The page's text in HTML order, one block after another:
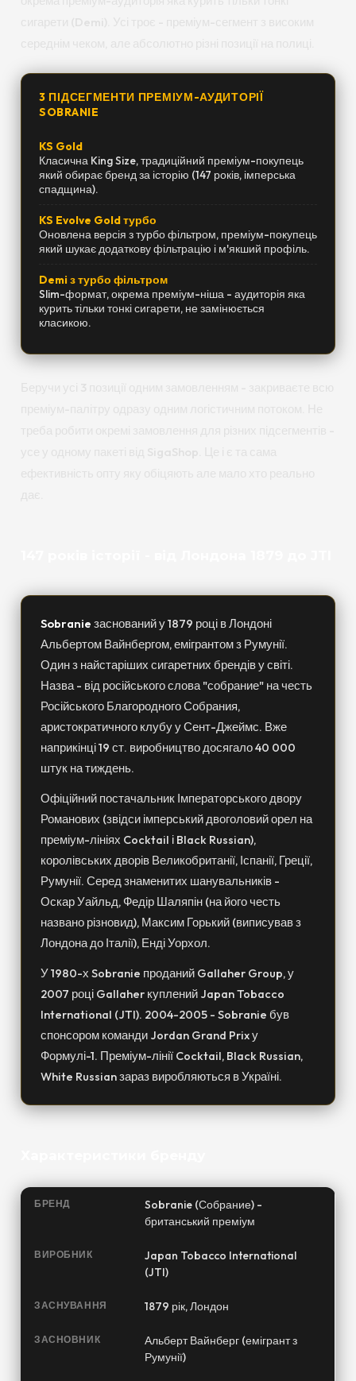
3 ПІДСЕГМЕНТИ ПРЕМІУМ-АУДИТОРІЇ
SOBRANIE
KS Gold
Класична King Size, традиційний преміум-покупець
який обирає бренд за історію (147 років, імперська
спадщина).
KS Evolve Gold турбо
Оновлена версія з турбо фільтром, преміум-покупець
який шукає додаткову фільтрацію і м'якший профіль.
Demi з турбо фільтром
Slim-формат, окрема преміум-ніша - аудиторія яка
курить тільки тонкі сигарети, не замінюється
класикою.
Sobranie заснований у 1879 році в Лондоні
Альбертом Вайнбергом, емігрантом з Румунії.
Один з найстаріших сигаретних брендів у світі.
Назва - від російського слова "собрание" на честь
Російського Благородного Собрания,
аристократичного клубу у Сент-Джеймс. Вже
наприкінці 19 ст. виробництво досягало 40 000
штук на тиждень.
Офіційний постачальник Імператорського двору
Романових (звідси імперський двоголовий орел на
преміум-лініях Cocktail і Black Russian),
королівських дворів Великобританії, Іспанії, Греції,
Румунії. Серед знаменитих шанувальників -
Оскар Уайльд, Федір Шаляпін (на його честь
названо різновид), Максим Горький (виписував з
Лондона до Італії), Енді Уорхол.
У 1980-х Sobranie проданий Gallaher Group, у
2007 році Gallaher куплений Japan Tobacco
International (JTI). 2004-2005 - Sobranie був
спонсором команди Jordan Grand Prix у
Формулі-1. Преміум-лінії Cocktail, Black Russian,
White Russian зараз виробляються в Україні.
БРЕНД
Sobranie (Собрание) -
британський преміум
ВИРОБНИК
Japan Tobacco International
(JTI)
ЗАСНУВАННЯ 1879 рік, Лондон
ЗАСНОВНИК
Альберт Вайнберг (емігрант з
Румунії)